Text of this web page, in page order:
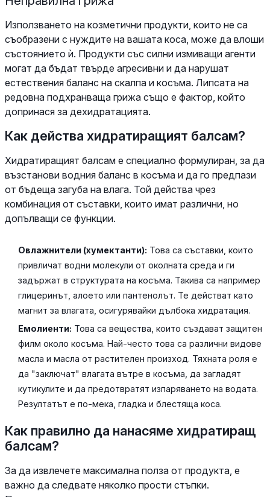
Използването на козметични продукти, които не са
съобразени с нуждите на вашата коса, може да влоши
състоянието ѝ. Продукти със силни измиващи агенти
могат да бъдат твърде агресивни и да нарушат
естествения баланс на скалпа и косъма. Липсата на
редовна подхранваща грижа също е фактор, който
допринася за дехидратацията.
Как действа хидратиращият балсам?
Хидратиращият балсам е специално формулиран, за да
възстанови водния баланс в косъма и да го предпази
от бъдеща загуба на влага. Той действа чрез
комбинация от съставки, които имат различни, но
допълващи се функции.
Овлажнители (хумектанти): Това са съставки, които
привличат водни молекули от околната среда и ги
задържат в структурата на косъма. Такива са например
глицеринът, алоето или пантенолът. Те действат като
магнит за влагата, осигурявайки дълбока хидратация.
Емолиенти: Това са вещества, които създават защитен
филм около косъма. Най-често това са различни видове
масла и масла от растителен произход. Тяхната роля е
да "заключат" влагата вътре в косъма, да загладят
кутикулите и да предотвратят изпаряването на водата.
Резултатът е по-мека, гладка и блестяща коса.
Как правилно да нанасяме хидратиращ
балсам?
За да извлечете максимална полза от продукта, е
важно да следвате няколко прости стъпки.